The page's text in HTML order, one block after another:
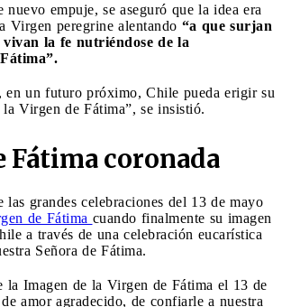
nuevo empuje, se aseguró que la idea era
Virgen peregrine alentando “a que surjan
vivan la fe nutriéndose de la
en un futuro próximo, Chile pueda erigir su
Virgen de Fátima”, se insistió.
Fátima coronada
las grandes celebraciones del 13 de mayo
de Fátima cuando finalmente su imagen
a través de una celebración eucarística
Señora de Fátima.
la Imagen de la Virgen de Fátima el 13 de
amor agradecido, de confiarle a nuestra